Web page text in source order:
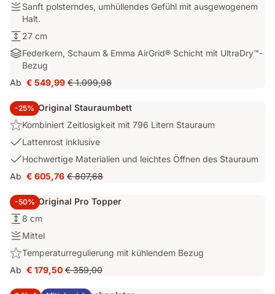
Festigkeit:
Sanft
polsterndes,
umhüllendes
Gefühl
ausgewogenem
Sanft polsterndes, umhüllendes Gefühl mit ausgewogenem
Halt.
Höhe:
27
cm
27 cm
Materialien:
Federkern,
Schaum
&
Emma
AirGrid®
Schicht
mit
Bezug
Federkern, Schaum & Emma AirGrid® Schicht mit UltraDry™-
Bezug
Ab
Preis
€ 549,99
€ 549,99 Ursprünglicher
€ 1.099,98
€ 1.099,98
-25%
Emma Original Stauraumbett
Highlight:
Kombiniert
Zeitlosigkeit
mit
796
Stauraum
Kombiniert Zeitlosigkeit mit 796 Litern Stauraum
USP
Lattenrost
inklusive
Lattenrost inklusive
USP
3:
Hochwertige
Materialien
und
leichtes
Öffnen
Stauraum
Hochwertige Materialien und leichtes Öffnen des Stauraum
Ab
Preis
€ 605,76
€ 605,76 Ursprünglicher
€ 807,68
€ 807,68
-50%
Emma Original Pro Topper
Höhe:
8
cm
8 cm
Festigkeit:
Mittel
Mittel
Highlight:
Temperaturregulierung
mit
kühlendem
Temperaturregulierung mit kühlendem Bezug
Ab
Preis
€ 179,50
€ 179,50 Ursprünglicher
Preis
€ 359,00